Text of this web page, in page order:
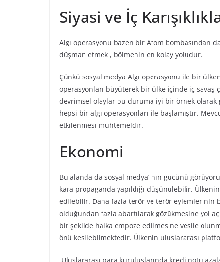
Siyasi ve İç
Algı operasyonu bazen bir Atom bombasından
düşman etmek , bölmenin en kolay yoludur.
Çünkü sosyal medya Algı operasyonu ile bir
operasyonları büyüterek bir ülke içinde iç savaş
devrimsel olaylar bu duruma iyi bir örnek olarak
hepsi bir algı operasyonları ile başlamıştır.
etkilenmesi muhtemeldir.
Ekonomi
Bu alanda da sosyal medya’ nın gücünü
kara propaganda yapıldığı düşünülebilir.
edilebilir. Daha fazla terör ve terör eylemlerinin
olduğundan fazla abartılarak gözükmesine yol
bir şekilde halka empoze edilmesine vesile
önü kesilebilmektedir. Ülkenin uluslararası
Uluslararası para kuruluşlarında kredi notu